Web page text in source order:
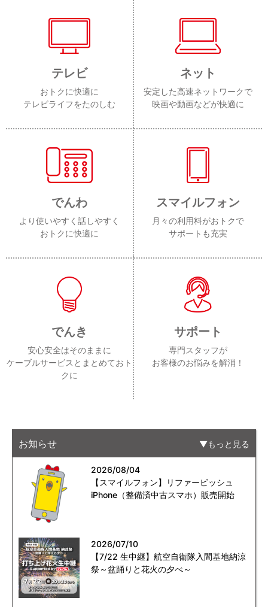
テレビ
おトクに快適に
テレビライフをたのしむ
ネット
安定した高速ネットワークで
映画や動画などが快適に
でんわ
より使いやすく話しやすく
おトクに快適に
スマイルフォン
月々の利用料がおトクで
サポートも充実
でんき
安心安全はそのままに
ケーブルサービスとまとめておト
クに
サポート
専門スタッフが
お客様のお悩みを解消！
お知らせ もっと見る
2026/08/04
【スマイルフォン】リファービッシュ
iPhone（整備済中古スマホ）販売開始
2026/07/10
【7/22 生中継】航空自衛隊入間基地納涼
祭～盆踊りと花火の夕べ～